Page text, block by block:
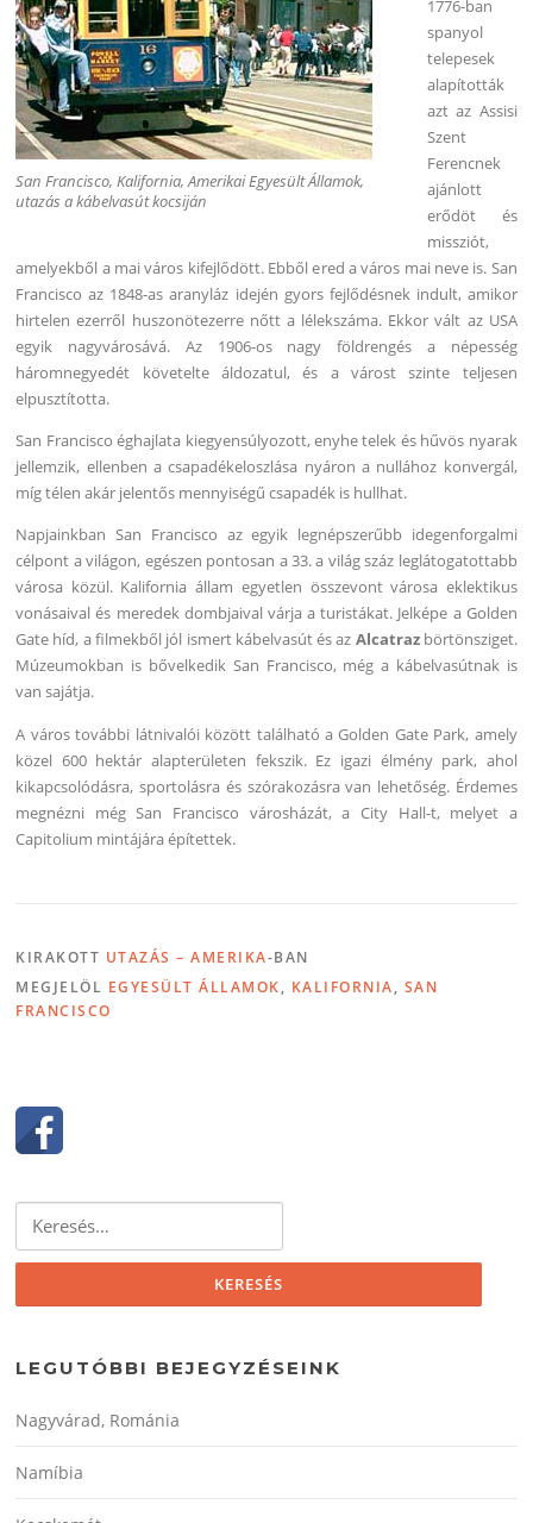
San Francisco, Kalifornia, Amerikai Egyesült Államok,
utazás a kábelvasút kocsiján
1776-ban
spanyol
telepesek
alapították
azt az Assisi
Szent
Ferencnek
ajánlott
erődöt és
missziót,
amelyekből a mai város kifejlődött. Ebből ered a város mai neve is. San
Francisco az 1848-as aranyláz idején gyors fejlődésnek indult, amikor
hirtelen ezerről huszonötezerre nőtt a lélekszáma. Ekkor vált az USA
egyik nagyvárosává. Az 1906-os nagy földrengés a népesség
háromnegyedét követelte áldozatul, és a várost szinte teljesen
elpusztította.
San Francisco éghajlata kiegyensúlyozott, enyhe telek és hűvös nyarak
jellemzik, ellenben a csapadékeloszlása nyáron a nullához konvergál,
míg télen akár jelentős mennyiségű csapadék is hullhat.
Napjainkban San Francisco az egyik legnépszerűbb idegenforgalmi
célpont a világon, egészen pontosan a 33. a világ száz leglátogatottabb
városa közül. Kalifornia állam egyetlen összevont városa eklektikus
vonásaival és meredek dombjaival várja a turistákat. Jelképe a Golden
Gate híd, a filmekből jól ismert kábelvasút és az Alcatrazbörtönsziget.
Múzeumokban is bővelkedik San Francisco, még a kábelvasútnak is
van sajátja.
A város további látnivalói között található a Golden Gate Park, amely
közel 600 hektár alapterületen fekszik. Ez igazi élmény park, ahol
kikapcsolódásra, sportolásra és szórakozásra van lehetőség. Érdemes
megnézni még San Francisco városházát, a City Hall-t, melyet a
Capitolium mintájára építettek.
KIRAKOTT UTAZÁS – AMERIKA-BAN
MEGJELÖL EGYESÜLT ÁLLAMOK, KALIFORNIA, SAN
FRANCISCO
Keresés:
LEGUTÓBBI BEJEGYZÉSEINK
Nagyvárad, Románia
Namíbia